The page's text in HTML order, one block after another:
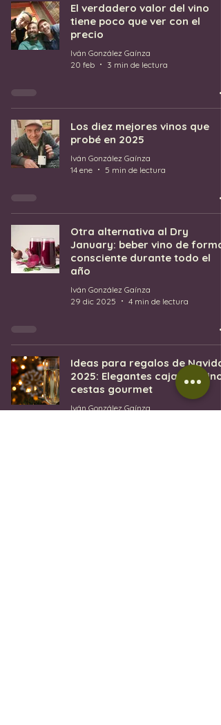
El verdadero valor del vino
tiene poco que ver con el
precio
Iván González Gaínza
20 feb
3 min de lectura
Los diez mejores vinos que
probé en 2025
Iván González Gaínza
14 ene
5 min de lectura
Otra alternativa al Dry
January: beber vino de forma
consciente durante todo el
año
Iván González Gaínza
29 dic 2025
4 min de lectura
Ideas para regalos de
2025: Elegantes cajas de vino
cestas gourmet
Iván González Gaínza